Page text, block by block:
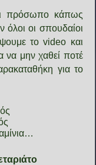
πρόσωπο κάπως
όλοι οι σπουδαίοι
το video και
να μην χαθεί ποτέ
για το